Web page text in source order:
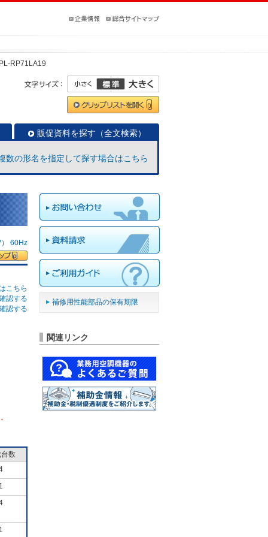
RP71LA19
販促資料を探す（全文検索）
数の形名を指定して探す場合はこちら
60Hz
こちら
認する
認する
数
補修用性能部品の保有期限
関連リンク